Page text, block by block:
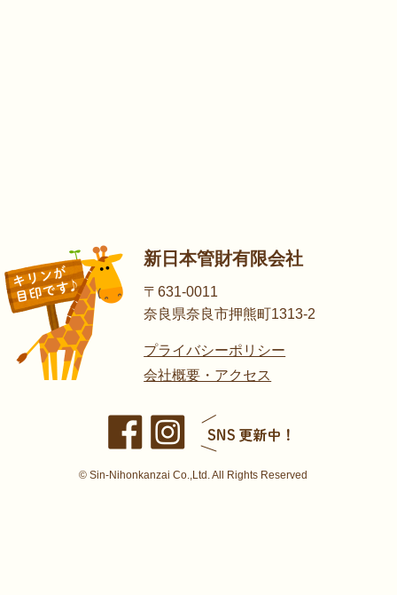
新日本管財有限会社
〒631-0011
奈良県奈良市押熊町1313-2
プライバシーポリシー
会社概要・アクセス
© Sin-Nihonkanzai Co.,Ltd. All Rights Reserved